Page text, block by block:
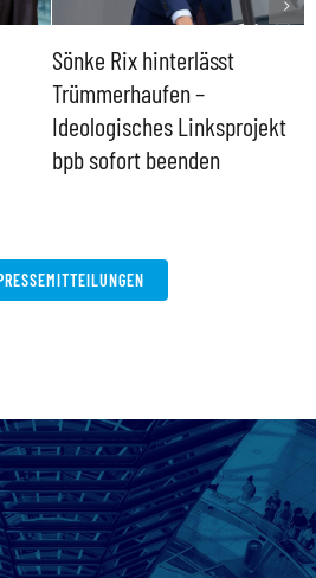
Sönke Rix hinterlässt
Trümmerhaufen –
Ideologisches Linksprojekt
bpb sofort beenden